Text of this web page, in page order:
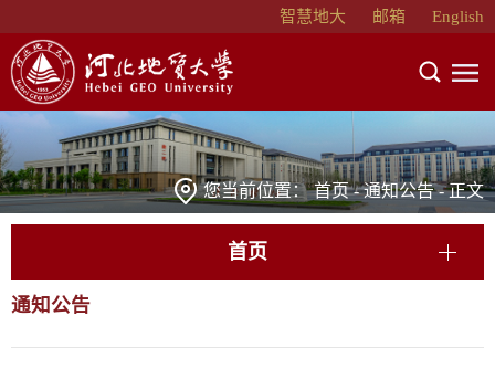
智慧地大 邮箱 English
您当前位置：首页-通知公告- 正文
首页
通知公告